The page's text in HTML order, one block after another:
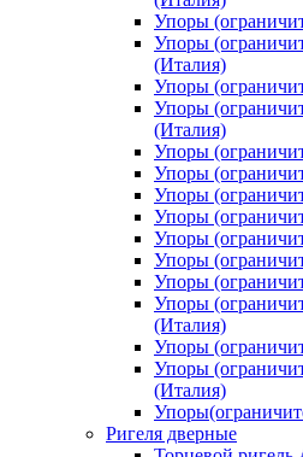
Упоры
Упоры
(Италия)
Упоры
Упоры
(Италия)
Упоры
Упоры
Упоры
Упоры
Упоры
Упоры
Упоры
Упоры
(Италия)
Упоры
Упоры
(Италия)
Ригеля дверные